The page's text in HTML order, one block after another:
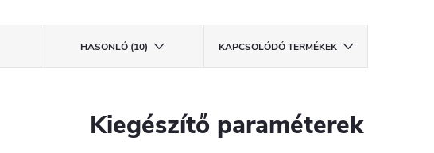
HASONLÓ (10) KAPCSOLÓDÓ TERMÉKEK
Kiegészítő paraméterek